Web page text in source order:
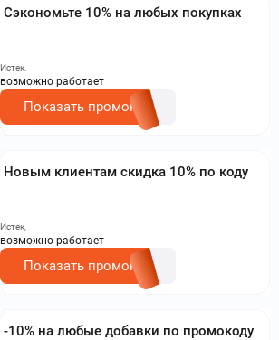
Сэкономьте 10% на любых покупках
Истек,
возможно работает
Показать промокод
Новым клиентам скидка 10% по коду
Истек,
возможно работает
Показать промокод
-10% на любые добавки по промокоду